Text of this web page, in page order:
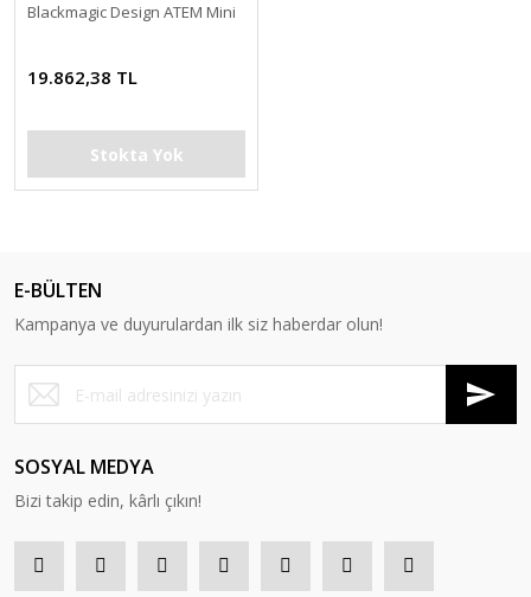
Blackmagic Design ATEM Mini
19.862,38 TL
Stokta Yok
E-BÜLTEN
Kampanya ve duyurulardan ilk siz haberdar olun!
SOSYAL MEDYA
Bizi takip edin, kârlı çıkın!